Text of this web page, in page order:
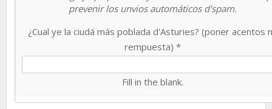
prevenir los unvios automáticos d'spam.
¿Cual ye la ciudá más poblada d'Asturies? (poner acentos
rempuesta) *
Fill in the blank.